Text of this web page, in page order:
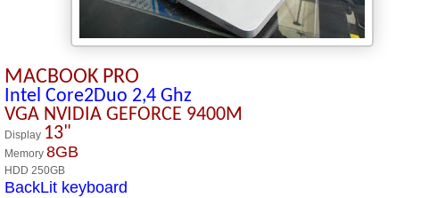
MACBOOK PRO
Intel Core2Duo 2,4 Ghz
VGA NVIDIA GEFORCE 9400M
Display 13"
Memory 8GB
HDD 250GB
BackLit keyboard